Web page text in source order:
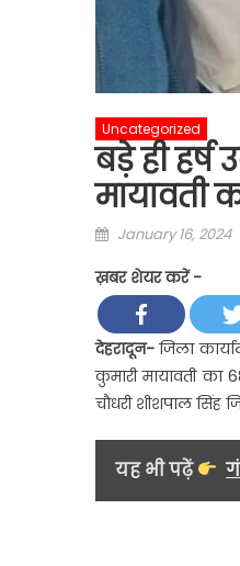
Uncategorized
बड़े ही
मायावती
Posted
January 16, 2024
ख़बर शेयर करें -
देहरादून- जिला
कुमारी मायावती
चौधरी शीशपाल सिंह
यह भी पढ़ें